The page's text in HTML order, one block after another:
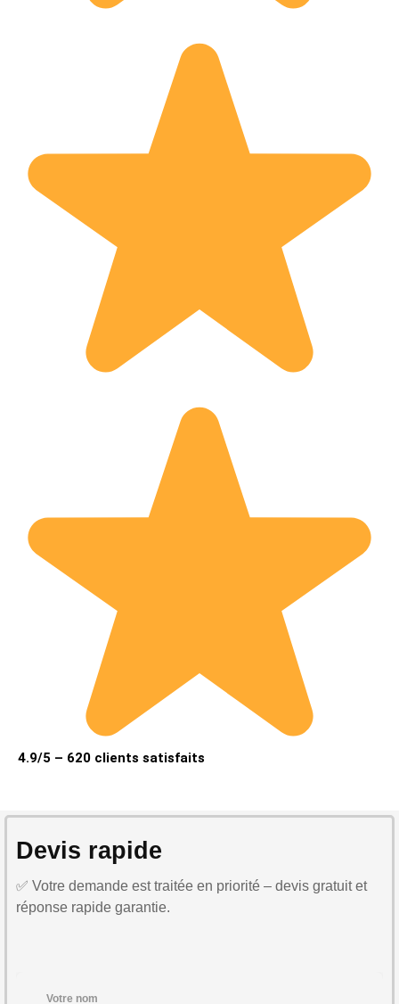
4.9/5 – 620 clients satisfaits
Devis rapide
✅ Votre demande est traitée en priorité – devis gratuit et
réponse rapide garantie.
Votre nom